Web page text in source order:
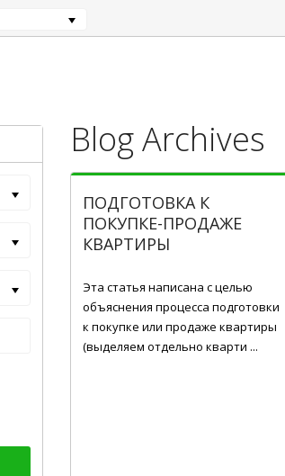
Blog Archives
ПОДГОТОВКА К
ПОКУПКЕ-ПРОДАЖЕ
КВАРТИРЫ
Эта статья написана с целью
объяснения процесса подготовки
к покупке или продаже квартиры
(выделяем отдельно кварти ...